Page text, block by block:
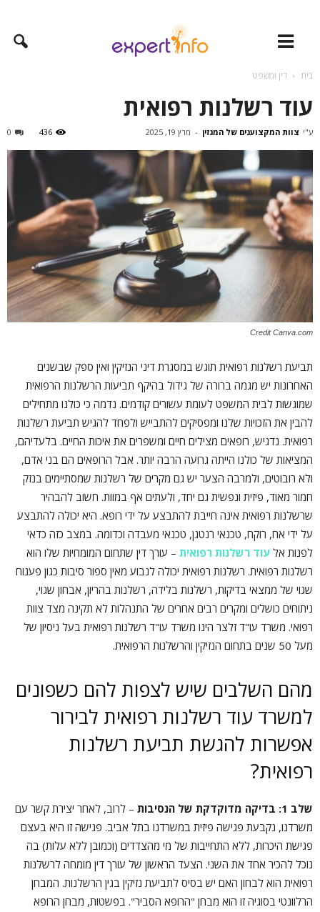
בית דין ומשפט
עוד רשלנות רפואית
ע"י צוות המקצוענים של המגזין - מרץ 19, 2025 0 436
Credit Canva.com
תביעת רשלנות רפואית תוגש במסגרת דיני הנזיקין ואין ספק שבשנים
האחרונות יש מגמה ברורה של גידול בהיקף תביעות הרשלנות הרפואית
שמוגשות לבית המשפט לעומת עשורים קודמים. נדמה כי כולנו מתחילים
להבין את הזכויות שלנו ומפסיקים להתבייש ולפחד להגיש תביעת רשלנות
רפואית. נדגיש, רופאים מצילים חיים ומשפרים את איכות החיים. בלעדיהם,
המציאות של כולנו הייתה גרועה הרבה יותר. אבל הרופאים הם בני אדם,
ולא רובוטים, ולמרבה הצער יש גם מקרים של רשלנות שמסתיימים בנזק
חמור מאוד, פיזית ונפשית גם יחד, ולעתים אף במוות. חשוב להבהיר
שרשלנות רפואית אינה חייבת להתבצע על ידי רופא. היא יכולה להתבצע
על ידי אח, רוקח, טכנאי רנטגן, טכנאי מעבדה וכדומה. במצב כזה כדאי
לפנות אל עוד רשלנות רפואית – עורך דין שתחום המומחיות שלו הוא
רשלנות רפואית. רשלנות רפואית יכולה לנבוע מאין ספור סיבות כגון פענוח
שגוי של ממצאי בדיקות, רשלנות בלידה, רשלנות בהריון, אבחון שגוי,
ניתוחים כושלים ומקרים רבים אחרים של התנהלות לא תקינה מצד צוות
רפואי. משרד עו"ד זלצר הינו משרד עו"ד רשלנות רפואית בעל ניסיון של
מעל 50 שנים בתחום הנזיקין והרשלנות הרפואית.
מהם השלבים שיש לצפות להם כשפונים
למשרד עוד רשלנות רפואית לבירור
אפשרות להגשת תביעת רשלנות
רפואית?
שלב 1: בדיקה מדוקדקת של הנסיבות
– לרוב, לאחר יצירת קשר עם
משרדנו, נקבעת פגישה פיזית במשרדנו בתל אביב. פגישה זו היא בעצם
פגישת היכרות, ללא התחייבות של מי מהצדדים (וכמובן ללא עלות) בה
נוכל להכיר אחד את השני. הצעד הראשון של עורך דין מומחה לרשלנות
רפואית הוא לבחון האם יש בסיס לתביעת נזיקין בגין הרשלנות. המבחן
הרלוונטי בסוגיה זו הוא מבחן "הרופא הסביר". בפשטות, מבחן הרופא